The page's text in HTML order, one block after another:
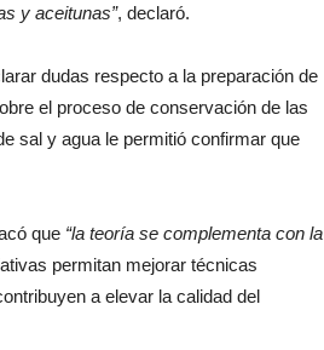
y aceitunas”, declaró.
dudas respecto a la preparación de
el proceso de conservación de las
sal y agua le permitió confirmar que
que “la teoría se complementa con la
permitan mejorar técnicas
a elevar la calidad del